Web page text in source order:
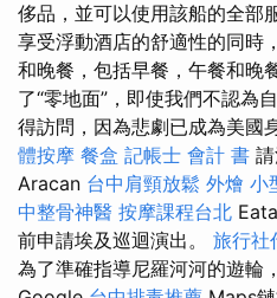
侈品，並可以使用該船的全部
享受浮動酒店的舒適性的同時
和晚餐，包括早餐，午餐和晚
了“零地面”，即使我們不認為
得訪問，因為悲劇已成為美國
體按摩 餐盒 記帳士 會計 書
Aracan 台中肩頸放鬆 外燴 小
中整骨神醫 按摩課程台北
前申請埃及巡迴演出。 旅行社
為了準確指導尼羅河河的遊輪